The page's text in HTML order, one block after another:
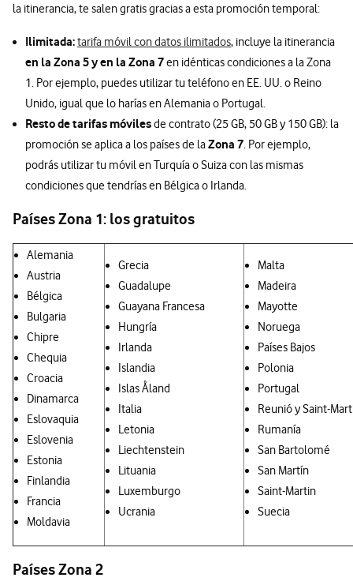
la itinerancia, te salen gratis gracias a esta promoción temporal:
Ilimitada:tarifa móvil con datos ilimitados, incluye la itinerancia
en la Zona 5 y en la Zona 7en idénticas condiciones a la Zona
1. Por ejemplo, puedes utilizar tu teléfono en EE. UU. o Reino
Unido, igual que lo harías en Alemania o Portugal.
Resto de tarifas móvilesde contrato (25 GB, 50 GB y 150 GB): la
promoción se aplica a los países de laZona 7. Por ejemplo,
podrás utilizar tu móvil en Turquía o Suiza con las mismas
condiciones que tendrías en Bélgica o Irlanda.
Países Zona 1: los gratuitos
Alemania
Austria
Bélgica
Bulgaria
Chipre
Chequia
Croacia
Dinamarca
Eslovaquia
Eslovenia
Estonia
Finlandia
Francia
Moldavia
Grecia
Guadalupe
Guayana Francesa
Hungría
Irlanda
Islandia
Islas Åland
Italia
Letonia
Liechtenstein
Lituania
Luxemburgo
Ucrania
Malta
Madeira
Mayotte
Noruega
Países Bajos
Polonia
Portugal
Reunió y Saint-
Rumanía
San Bartolomé
San Martín
Saint-Martin
Suecia
Países Zona 2